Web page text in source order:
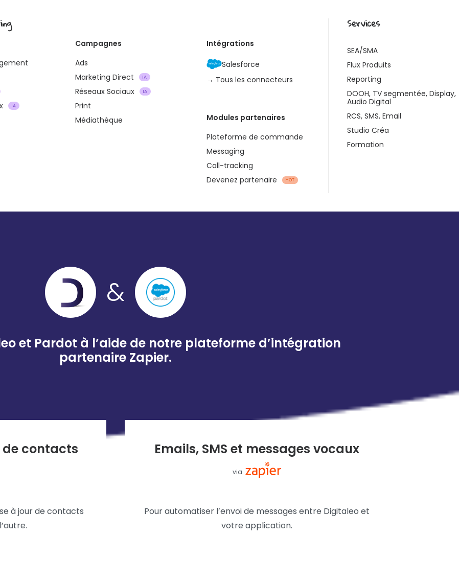
IA
Campagnes
Ads
Marketing Direct
IA
Réseaux Sociaux IA
Print
Médiathèque
Intégrations
Salesforce
→ Tous les connecteurs
Modules partenaires
Plateforme de commande
Messaging
Call-tracking
Devenez partenaire
HOT
Services
SEA/SMA
Flux Produits
Reporting
DOOH, TV segmentée, Display,
Audio Digital
RCS, SMS, Email
Studio Créa
Formation
&
et Pardot à l’aide de notre plateforme d’intégration
partenaire Zapier.
de contacts
à jour de contacts
Emails, SMS et messages vocaux
via
Pour automatiser l’envoi de messages entre Digitaleo et
votre application.